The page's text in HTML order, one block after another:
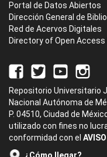
Portal de Datos Abiertos
Dirección General de
Red de Acervos Digitales
Directory of Open
Repositorio Universitario
Nacional Autónoma de
P. 04510, Ciudad de
utilizado con fines no
conformidad con el